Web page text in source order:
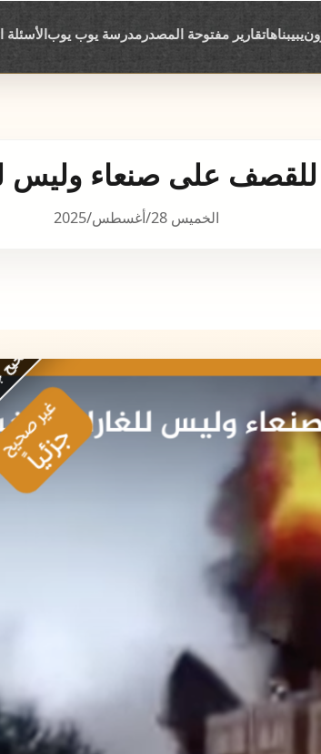
يبيبناهاتقارير مفتوحة المصدرمدرسة يوب يوبالأسئلة
للقصف على صنعاء وليس
غير